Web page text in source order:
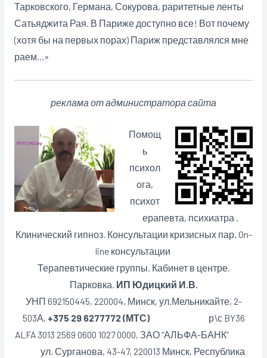
Тарковского, Германа, Сокурова, раритетные ленты
Сатьяджита Рая. В Париже доступно все! Вот почему
(хотя бы на первых порах) Париж представлялся мне
раем…»
реклама от администратора сайта
Помощ
ь
психол
ога,
психот
ерапевта, психиатра .
Клинический гипноз. Консультации кризисных пар. On-
line консультации
Терапевтические группы. Кабинет в центре.
Парковка. ИП Юдицкий И.В.
УНП 692150445, 220004, Минск, ул.Мельникайте, 2-
503А, +375 29 6277772 (МТС)р\с BY36
ALFA 3013 2569 0600 1027 0000, ЗАО “АЛЬФА-БАНК”
ул. Сурганова, 43-47, 220013 Минск, Республика